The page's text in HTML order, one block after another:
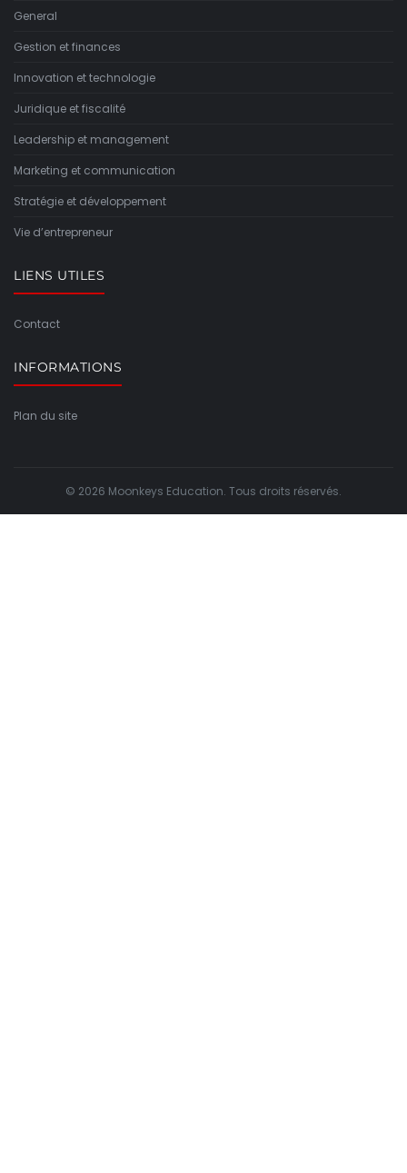
General
Gestion et finances
Innovation et technologie
Juridique et fiscalité
Leadership et management
Marketing et communication
Stratégie et développement
Vie d’entrepreneur
LIENS UTILES
Contact
INFORMATIONS
Plan du site
© 2026 Moonkeys Education. Tous droits réservés.